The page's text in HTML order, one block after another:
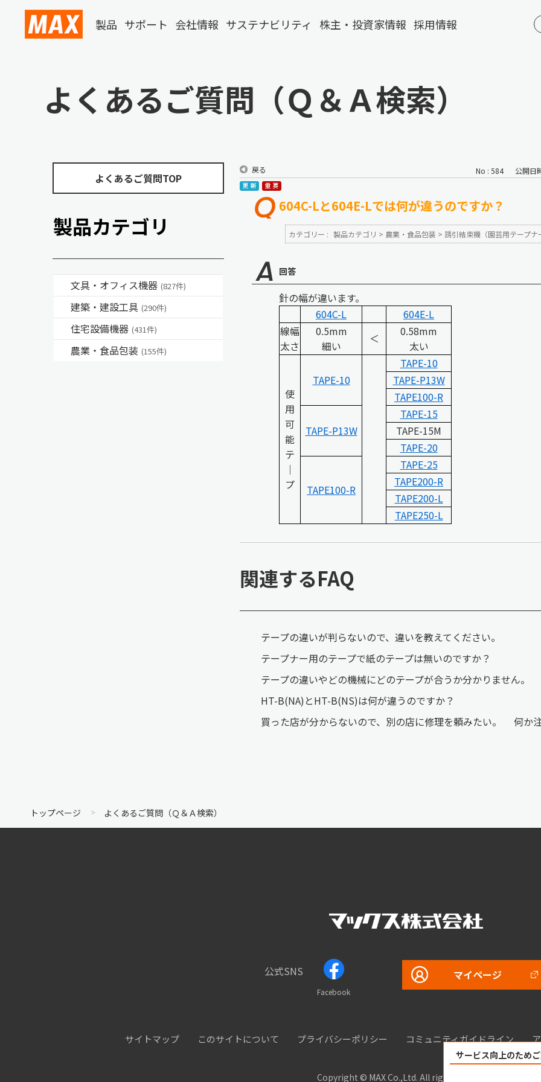
製品 サポート 会社情報 サステナビリティ 株主・投資家情報 採用情報
よくあるご質問（Ｑ＆Ａ検索）
よくあるご質問TOP
製品カテゴリ
文具・オフィス機器 (827件)
建築・建設工具 (290件)
住宅設備機器 (431件)
農業・食品包装 (155件)
戻る No : 584 公開日
604C-Lと604E-Lでは何が違うのですか？
カテゴリー : 製品カテゴリ > 農業・食品包装 > 誘引結束機（園芸用テープナ
回答
針の幅が違います。
604C-L
604E-L
線幅
太さ
0.5mm
細い
＜
0.58mm
太い
使
用
可
能
テ
｜
プ
TAPE-10
TAPE-10
TAPE-P13W
TAPE100-R
TAPE-P13W
TAPE-15
TAPE-15M
TAPE-20
TAPE100-R
TAPE-25
TAPE200-R
TAPE200-L
TAPE250-L
サービス向上のため
関連するFAQ
テープの違いが判らないので、違いを教えてください。
テープナー用のテープで紙のテープは無いのですか？
テープの違いやどの機械にどのテープが合うか分かりません。
HT-B(NA)とHT-B(NS)は何が違うのですか？
買った店が分からないので、別の店に修理を頼みたい。 何か注
トップページ よくあるご質問（Ｑ＆Ａ検索）
公式SNS
Facebook
マイページ
サイトマップ このサイトについて プライバシーポリシー コミュニティガイドライン
Copyright © MAX Co.,Ltd. All rights reserved.